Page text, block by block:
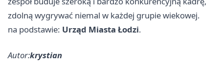
zdolną wygrywać niemal w każdej grupie wiekowej.
na podstawie: Urząd Miasta Łodzi.
Autor:krystian